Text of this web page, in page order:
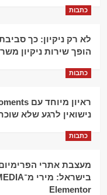
כתבות
לא רק ניקיון: כך
הופך שירות ניקיון
כתבות
נישואין לרגע שלא
כתבות
מעצבת אתרי
Elementor